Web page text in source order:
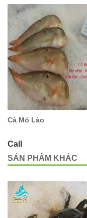
Cá Mó Lào
Call
SẢN PHẨM KHÁC